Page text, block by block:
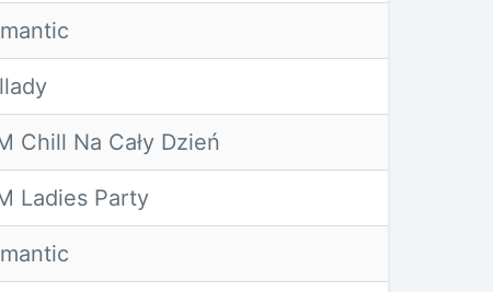
Chill Na Cały Dzień
Ladies Party